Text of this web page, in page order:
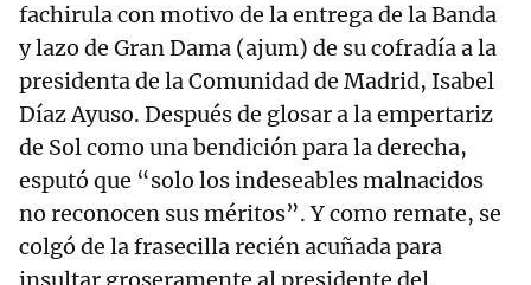
fachirula con motivo de la entrega de la Banda
y lazo de Gran Dama (ajum) de su cofradía a la
presidenta de la Comunidad de Madrid, Isabel
Díaz Ayuso. Después de glosar a la empertariz
de Sol como una bendición para la derecha,
esputó que “solo los indeseables malnacidos
no reconocen sus méritos”. Y como remate, se
colgó de la frasecilla recién acuñada para